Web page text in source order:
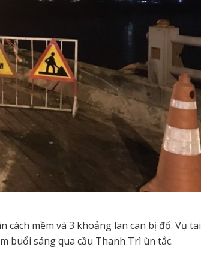
mềm và 3 khoảng lan can bị đổ. Vụ tai
buổi sáng qua cầu Thanh Trì ùn tắc.